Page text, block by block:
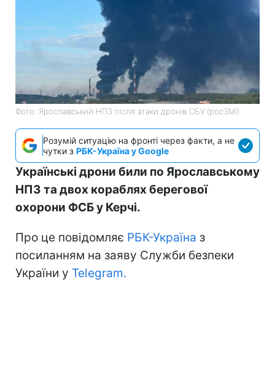
Фото: Ярославський НПЗ після атаки дронів СБУ (росЗМІ)
Розумій ситуацію на фронті через факти, а не
чутки з РБК-Україна у Google
Українські дрони били по Ярославському
НПЗ та двох кораблях берегової
охорони ФСБ у Керчі.
Про це повідомляє РБК-Україна з
посиланням на заяву Служби безпеки
України у Telegram.